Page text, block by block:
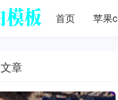
首页 苹果
章